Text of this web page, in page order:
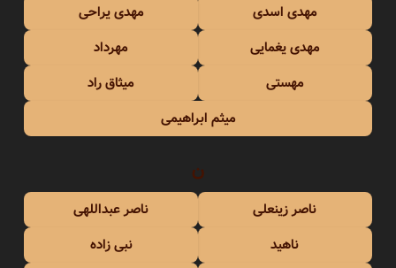
مهدی اسدی
مهدی یراحی
مهدی یغمایی
مهرداد
مهستی
میثاق راد
میثم ابراهیمی
ن
ناصر زینعلی
ناصر عبداللهی
ناهید
نبی زاده